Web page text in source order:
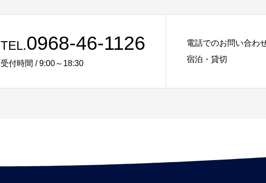
TEL.0968-46-1126
受付時間 / 9:00～18:30
電話でのお問い合わ
宿泊・貸切